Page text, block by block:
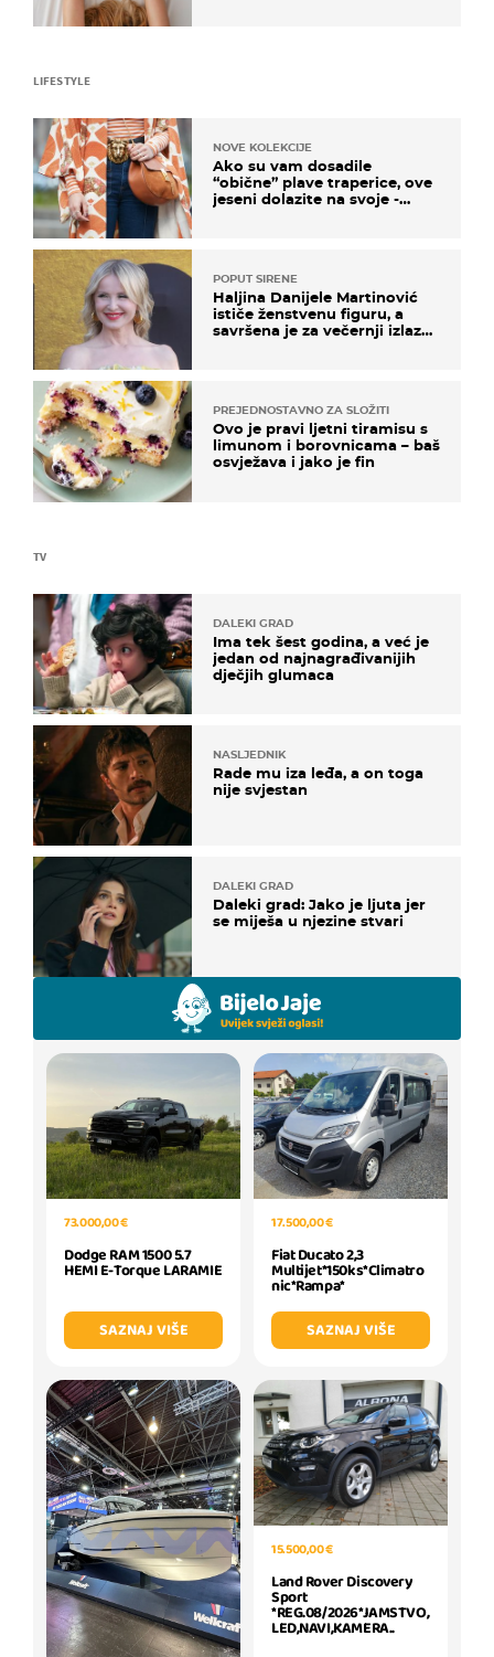
TV
DALEKI GRAD
Ima tek šest godina, a već je
jedan od najnagrađivanijih
dječjih glumaca
NASLJEDNIK
Rade mu iza leđa, a on toga
nije svjestan
DALEKI GRAD
Daleki grad: Jako je ljuta jer
se miješa u njezine stvari
LIFESTYLE
NOVE KOLEKCIJE
Ako su vam dosadile
“obične” plave traperice, ove
jeseni dolazite na svoje -
POPUT SIRENE
Haljina Danijele Martinović
ističe ženstvenu figuru, a
savršena je za večernji izlazak
PREJEDNOSTAVNO ZA SLOŽITI
Ovo je pravi ljetni tiramisu s
limunom i borovnicama – baš
osvježava i jako je fin
73.000,00 €
Dodge RAM 1500 5.7
HEMI E-Torque LARAMIE
SAZNAJ VIŠE
17.500,00 €
Fiat Ducato 2,3
Multijet*150ks*Climatro
nic*Rampa*
SAZNAJ VIŠE
15.500,00 €
Land Rover Discovery
Sport
*REG.08/2026*JAMSTVO,
LED,NAVI,KAMERA..